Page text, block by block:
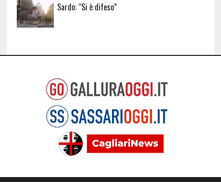
Sardo: “Si è difeso”